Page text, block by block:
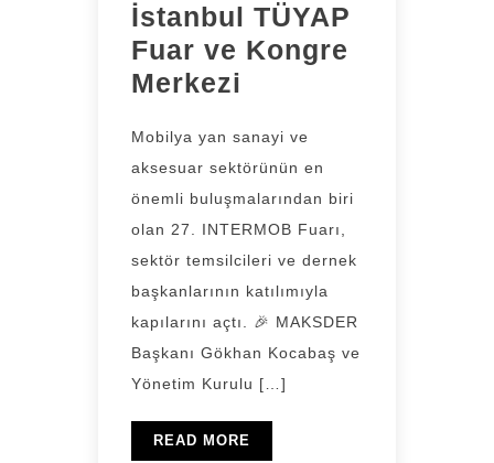
İstanbul TÜYAP
Fuar ve Kongre
Merkezi
Mobilya yan sanayi ve
aksesuar sektörünün en
önemli buluşmalarından biri
olan 27. INTERMOB Fuarı,
sektör temsilcileri ve dernek
başkanlarının katılımıyla
kapılarını açtı. 🎉 MAKSDER
Başkanı Gökhan Kocabaş ve
Yönetim Kurulu […]
READ MORE